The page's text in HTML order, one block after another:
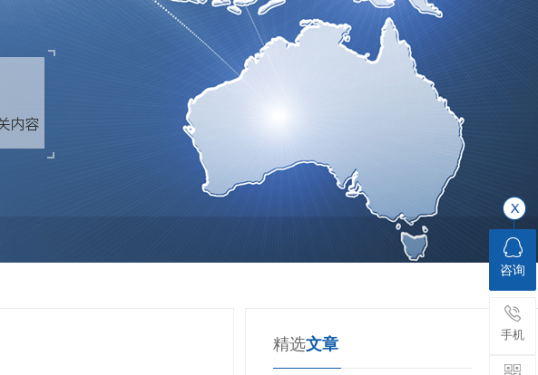
精选文章
咨询
手机